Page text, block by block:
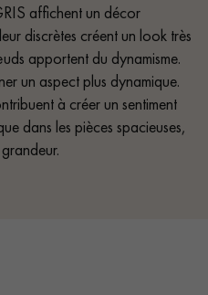
affichent un décor
discrètes créent un look très
apportent du dynamisme.
un aspect plus dynamique.
à créer un sentiment
dans les pièces spacieuses,